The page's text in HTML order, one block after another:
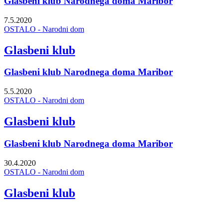
7.5.2020
OSTALO - Narodni dom
Glasbeni klub
Glasbeni klub Narodnega doma Maribor
5.5.2020
OSTALO - Narodni dom
Glasbeni klub
Glasbeni klub Narodnega doma Maribor
30.4.2020
OSTALO - Narodni dom
Glasbeni klub